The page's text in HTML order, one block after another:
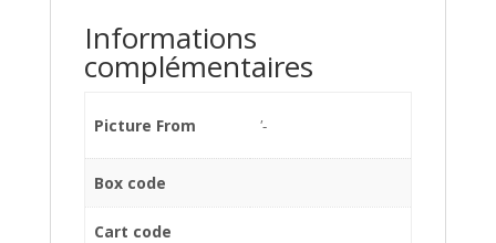
Informations
complémentaires
Picture From '-
Box code
Cart code